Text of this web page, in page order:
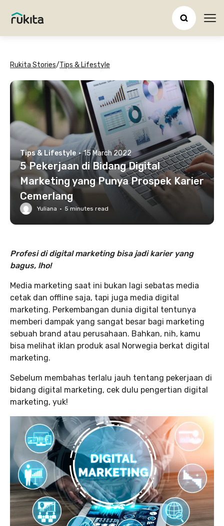
Rukita Stories/Tips & Lifestyle
Tips & Lifestyle · 15 March 2022
5 Pekerjaan di Bidang Digital
Marketing yang Punya Prospek Karier
Cemerlang
Yuliana · 5 minutes read
Profesi di digital marketing bisa jadi karier yang
bagus, lho!
Media marketing saat ini bukan lagi sebatas media
cetak dan offline saja, tapi juga media digital
marketing. Perkembangan dunia digital tentunya
memberi dampak yang sangat besar bagi marketing
sebuah brand atau perusahaan. Bahkan, nih, kamu
bisa melihat iklan produk asal Norwegia berkat digital
marketing.
Sebelum membahas terlalu jauh tentang pekerjaan di
bidang digital marketing, cek dulu pengertian digital
marketing, yuk!